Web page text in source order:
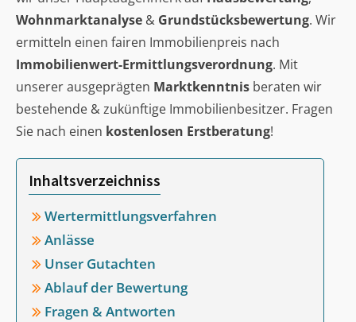
Wohnmarktanalyse & Grundstücksbewertung. Wir
ermitteln einen fairen Immobilienpreis nach
Immobilienwert-Ermittlungsverordnung. Mit
unserer ausgeprägten Marktkenntnis beraten wir
bestehende & zukünftige Immobilienbesitzer. Fragen
Sie nach einen kostenlosen Erstberatung!
Inhaltsverzeichniss
Wertermittlungsverfahren
Anlässe
Unser Gutachten
Ablauf der Bewertung
Fragen & Antworten